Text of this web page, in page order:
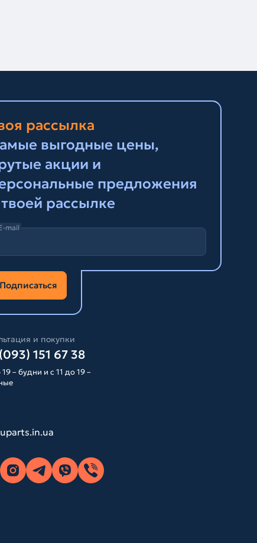
рассылка
выгодные цены,
акции и
предложения
рассылке
mail
Подписаться
и покупки
151 67 38
– будни и с 11 до 19 –